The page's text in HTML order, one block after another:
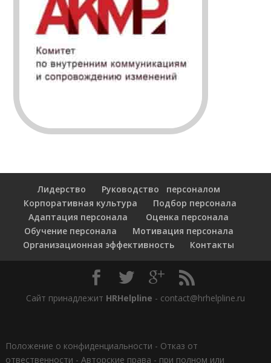
Лидерство
Руководство персоналом
Корпоративная культура
Подбор персонала
Адаптация персонала
Оценка персонала
Обучение персонала
Мотивация персонала
Организационная эффективность
Контакты
Сайт принадлежит HRHelpline - contact@hrhelpline.ru
Положение о конфиденциальности - Отказ от
отвественности - Авторские права - при полном или